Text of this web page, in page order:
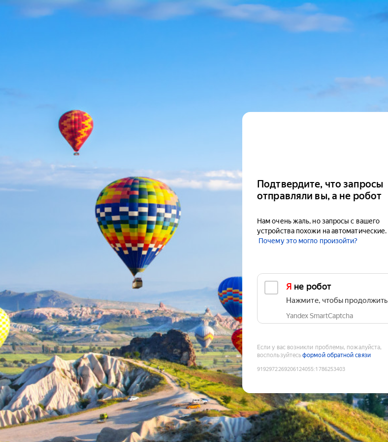
Подтвердите, что запросы
отправляли вы, а не робот
Нам очень жаль, но запросы с вашего
устройства похожи на автоматические.
Почему это могло произойти?
Я не робот
Нажмите, чтобы продолжить
Yandex SmartCaptcha
Если у вас возникли проблемы, пожалуйста,
воспользуйтесьформой обратной связи
9192972269206124055:1786253403